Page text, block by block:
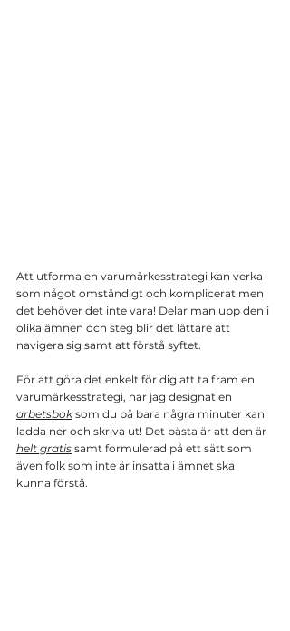
Att utforma en varumärkesstrategi kan verka
som något omständigt och komplicerat men
det behöver det inte vara! Delar man upp den i
olika ämnen och steg blir det lättare att
navigera sig samt att förstå syftet.
För att göra det enkelt för dig att ta fram en
varumärkesstrategi, har jag designat en
arbetsbok som du på bara några minuter kan
ladda ner och skriva ut! Det bästa är att den är
helt gratis samt formulerad på ett sätt som
även folk som inte är insatta i ämnet ska
kunna förstå.